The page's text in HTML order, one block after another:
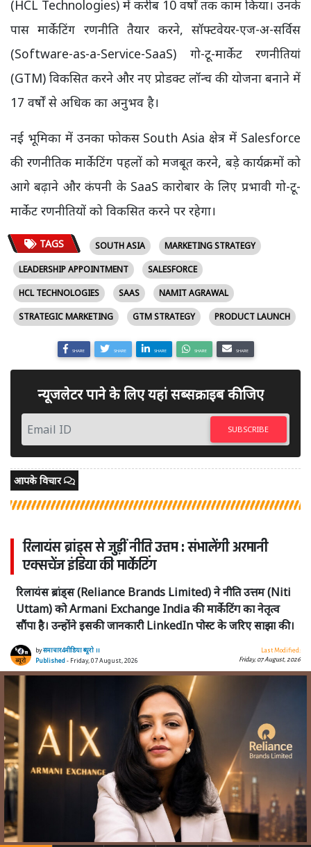
(HCL Technologies) में करीब 10 वर्षों तक काम किया। उनके
पास मार्केटिंग रणनीति तैयार करने, सॉफ्टवेयर-एज-अ-सर्विस
(Software-as-a-Service-SaaS) गो-टू-मार्केट रणनीतियां
(GTM) विकसित करने और नए प्रोडक्ट लॉन्च की योजना बनाने में
17 वर्षों से अधिक का अनुभव है।
नई भूमिका में उनका फोकस South Asia क्षेत्र में Salesforce
की रणनीतिक मार्केटिंग पहलों को मजबूत करने, बड़े कार्यक्रमों को
आगे बढ़ाने और कंपनी के SaaS कारोबार के लिए प्रभावी गो-टू-
मार्केट रणनीतियों को विकसित करने पर रहेगा।
TAGS SOUTH ASIA
MARKETING STRATEGY
LEADERSHIP APPOINTMENT
SALESFORCE
HCL TECHNOLOGIES
SAAS
NAMIT AGRAWAL
STRATEGIC MARKETING
GTM STRATEGY PRODUCT LAUNCH
SHARE SHARE SHARE SHARE SHARE
न्यूजलेटर पाने के लिए यहां सब्सक्राइब कीजिए
SUBSCRIBE
आपके विचार
रिलायंस ब्रांड्स से जुड़ीं नीति उत्तम : संभालेंगी अरमानी
एक्सचेंज इंडिया की मार्केटिंग
रिलायंस ब्रांड्स (Reliance Brands Limited) ने नीति उत्तम (Niti
Uttam) को Armani Exchange India की मार्केटिंग का नेतृत्व
सौंपा है। उन्होंने इसकी जानकारी LinkedIn पोस्ट के जरिए साझा की।
byसमाचार4मीडिया ब्यूरो ।।
Published- Friday, 07 August, 2026
Last Modified:
Friday, 07 August, 2026